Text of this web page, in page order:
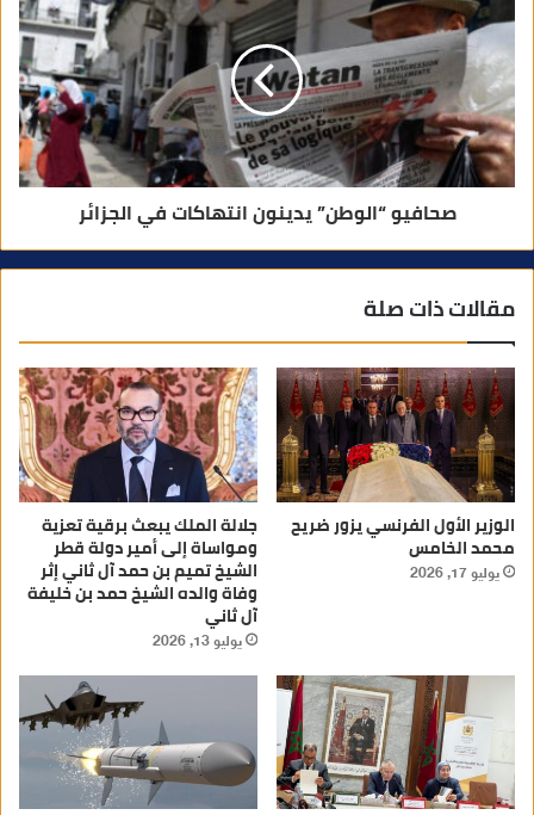
صحافيو “الوطن” يدينون انتهاكات في الجزائر
مقالات ذات صلة
الوزير الأول الفرنسي يزور ضريح
محمد الخامس
يوليو 17, 2026
جلالة الملك يبعث برقية تعزية
ومواساة إلى أمير دولة قطر
الشيخ تميم بن حمد آل ثاني إثر
وفاة والده الشيخ حمد بن خليفة
آل ثاني
يوليو 13, 2026